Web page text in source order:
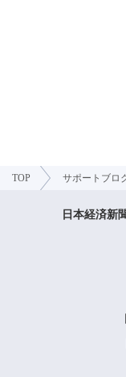
TOP サポートブロ
日本経済新